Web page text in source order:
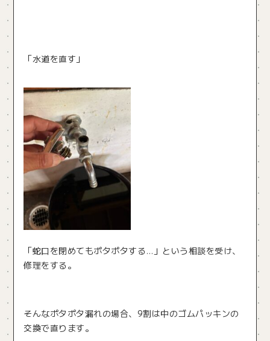
「水道を直す」
「蛇口を閉めてもポタポタする…」という相談を受け、
修理をする。
そんなポタポタ漏れの場合、9割は中のゴムパッキンの
交換で直ります。